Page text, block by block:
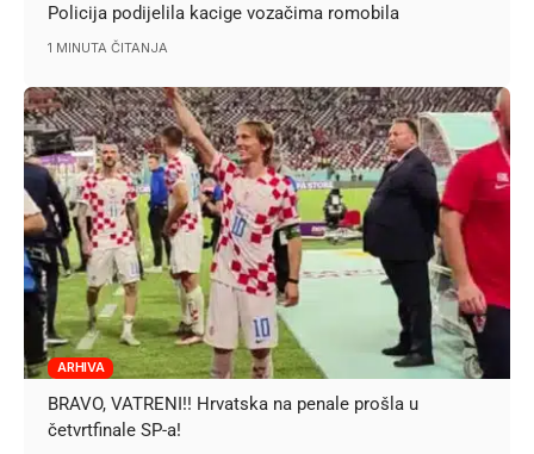
Policija podijelila kacige vozačima romobila
1 MINUTA ČITANJA
ARHIVA
BRAVO, VATRENI!! Hrvatska na penale prošla u
četvrtfinale SP-a!